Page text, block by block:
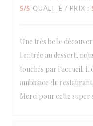
5/5 QUALITÉ / PRIX :
Une très belle
l entrée au dessert,
touchés par l accueil. L
ambiance du
Merci pour cette super